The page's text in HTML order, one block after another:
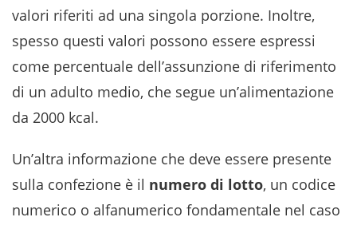
valori riferiti ad una singola porzione. Inoltre,
spesso questi valori possono essere espressi
come percentuale dell’assunzione di riferimento
di un adulto medio, che segue un’alimentazione
da 2000 kcal.
Un’altra informazione che deve essere presente
sulla confezione è il numero di lotto, un codice
numerico o alfanumerico fondamentale nel caso